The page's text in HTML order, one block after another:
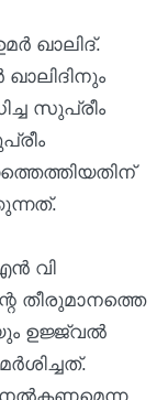
ഖാലിദ്.
സുപ്രീം
വി
തീരുമാനത്തെ
ഉജ്ജ്വൽ